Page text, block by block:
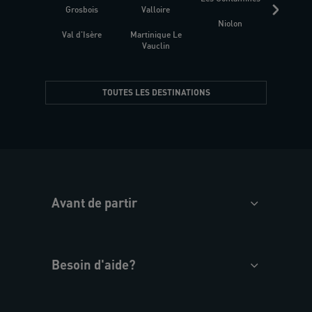
Grosbois
Val d'Isère
Valloire
Martinique Le
Vauclin
Niolon
TOUTES LES DESTINATIONS
Avant de partir
Besoin d'aide?